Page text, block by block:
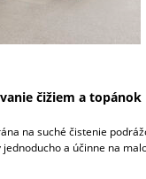
čižiem a topánok
na suché čistenie
jednoducho a účinne na